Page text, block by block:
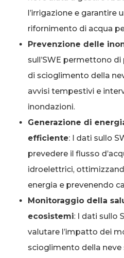
l’irrigazione e garantire
rifornimento di acqua
Prevenzione delle
sull’SWE permettono
di scioglimento della
avvisi tempestivi e
inondazioni.
Generazione di
efficiente: I dati sullo
prevedere il flusso
idroelettrici,
energia e prevenendo
Monitoraggio della
ecosistemi: I dati sullo
valutare l’impatto dei
scioglimento della